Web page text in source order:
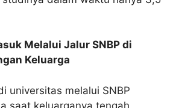
Melalui Jalur SNBP di
Keluarga
universitas melalui SNBP
saat keluarganya tengah